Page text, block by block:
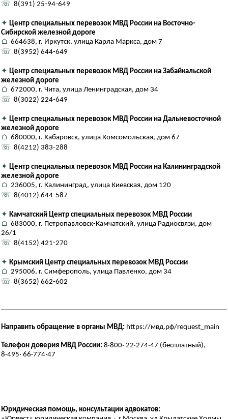
☏ 8(391) 25-94-649
✦ Центр специальных перевозок МВД России на Восточно-
Сибирской железной дороге
⌂ 664638, г. Иркутск, улица Карла Маркса, дом 7
☏ 8(3952) 644-649
✦ Центр специальных перевозок МВД России на Забайкальской
железной дороге
⌂ 672000, г. Чита, улица Ленинградская, дом 34
☏ 8(3022) 224-649
✦ Центр специальных перевозок МВД России на Дальневосточной
железной дороге
⌂ 680000, г. Хабаровск, улица Комсомольская, дом 67
☏ 8(4212) 383-288
✦ Центр специальных перевозок МВД России на Калининградской
железной дороге
⌂ 236005, г. Калининград, улица Киевская, дом 120
☏ 8(4012) 644-587
✦ Камчатский Центр специальных перевозок МВД России
⌂ 683000, г. Петропавловск-Камчатский, улица Радиосвязи, дом
26/1
☏ 8(4152) 421-270
✦ Крымский Центр специальных перевозок МВД России
⌂ 295006, г. Симферополь, улица Павленко, дом 34
☏ 8(3652) 662-602
Направить обращение в органы МВД: https://мвд.рф/request_main
Телефон доверия МВД России: 8·800· 22·274·47 (бесплатный),
8·495· 66·774·47
Юридическая помощь, консультации адвокатов: